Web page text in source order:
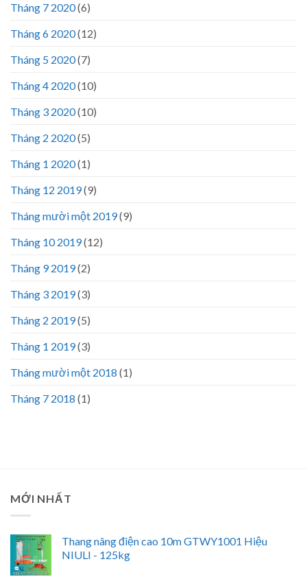
Tháng 7 2020(6)
Tháng 6 2020(12)
Tháng 5 2020(7)
Tháng 4 2020(10)
Tháng 3 2020(10)
Tháng 2 2020(5)
Tháng 1 2020(1)
Tháng 12 2019(9)
Tháng mười một 2019(9)
Tháng 10 2019(12)
Tháng 9 2019(2)
Tháng 3 2019(3)
Tháng 2 2019(5)
Tháng 1 2019(3)
Tháng mười một 2018 (1)
Tháng 7 2018 (1)
MỚI NHẤT
Thang nâng điện cao 10m GTWY1001 Hiệu
NIULI - 125kg